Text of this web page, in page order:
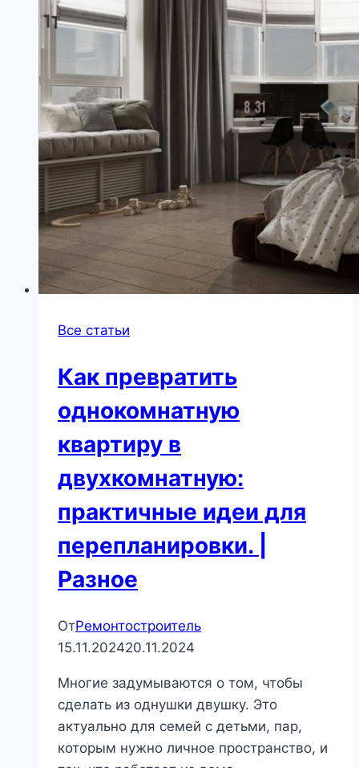
Все статьи
Как превратить
однокомнатную
квартиру в
двухкомнатную:
практичные идеи для
перепланировки. |
Разное
ОтРемонтостроитель
15.11.202420.11.2024
Многие задумываются о том, чтобы
сделать из однушки двушку. Это
актуально для семей с детьми, пар,
которым нужно личное пространство, и